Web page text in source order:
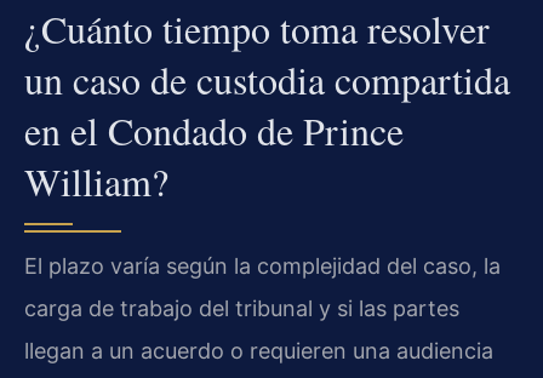
¿Cuánto tiempo toma resolver
un caso de custodia compartida
en el Condado de Prince
William?
El plazo varía según la complejidad del caso, la
carga de trabajo del tribunal y si las partes
llegan a un acuerdo o requieren una audiencia